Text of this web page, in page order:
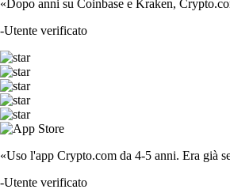
«Dopo anni su Coinbase e Kraken,
-Utente verificato
«Uso l'app Crypto.com da 4-5 anni. Era già
-Utente verificato